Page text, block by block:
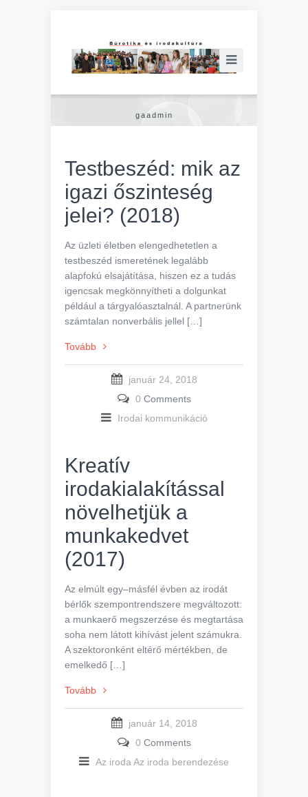
gaadmin
Testbeszéd: mik az
igazi őszinteség
jelei? (2018)
Az üzleti életben elengedhetetlen a
testbeszéd ismeretének legalább
alapfokú elsajátítása, hiszen ez a tudás
igencsak megkönnyítheti a dolgunkat
például a tárgyalóasztalnál. A partnerünk
számtalan nonverbális jellel […]
Tovább
január 24, 2018
0 Comments
Irodai kommunikáció
Kreatív
irodakialakítással
növelhetjük a
munkakedvet
(2017)
Az elmúlt egy–másfél évben az irodát
bérlők szempontrendszere megváltozott:
a munkaerő megszerzése és megtartása
soha nem látott kihívást jelent számukra.
A szektoronként eltérő mértékben, de
emelkedő […]
Tovább
január 14, 2018
0 Comments
Az iroda Az iroda berendezése